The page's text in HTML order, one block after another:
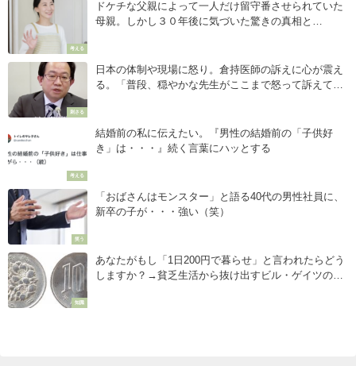
考える
ドケチな父親によって一人だけ留守番させられていた
母親。しかし３０年後に気づいた驚きの真相と
刺さる
日本の体制や現場に怒り。倉持医師の訴えに心が震え
る。「普段、穏やかな先生がここまで怒って訴えてい
考える
結婚前の私に伝えたい。『男性の結婚前の「子供好
き」は・・・』続く言葉にハッとする
笑う
「おばさんはモンスター」と語る40代の男性社員に、
新卒の子が・・・強い（笑）
知識
あなたがもし「1日200円で暮らせ」と言われたらどう
しますか？→貧乏生活から抜け出すビル・ゲイツの回